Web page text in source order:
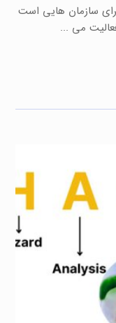
برای سازمان هایی است
می ...